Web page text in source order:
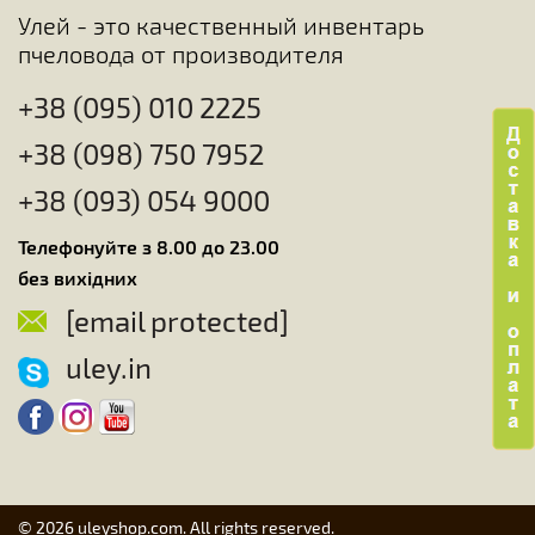
Улей - это качественный инвентарь
пчеловода от производителя
+38 (095) 010 2225
+38 (098) 750 7952
+38 (093) 054 9000
Телефонуйте з 8.00 до 23.00
без вихідних
[email protected]
uley.in
© 2026 uleyshop.com. All rights reserved.